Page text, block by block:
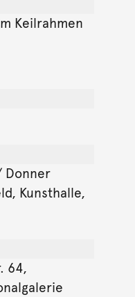
Keilrahmen
Donner
Kunsthalle,
64,